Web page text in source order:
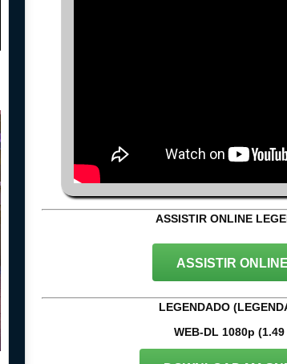
ASSISTIR ONLINE
ASSISTIR ONLINE
LEGENDADO
WEB-DL 1080p (1.49